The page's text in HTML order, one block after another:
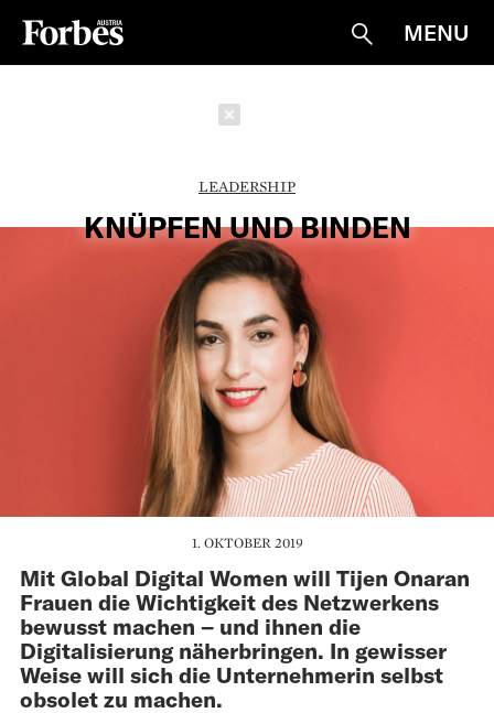
Suche
MENU
LEADERSHIP
KNÜPFEN UND BINDEN
1. OKTOBER 2019
Mit Global Digital Women will Tijen Onaran
Frauen die Wichtigkeit des Netzwerkens
bewusst machen – und ihnen die
Digitalisierung näherbringen. In gewisser
Weise will sich die Unternehmerin selbst
obsolet zu machen.